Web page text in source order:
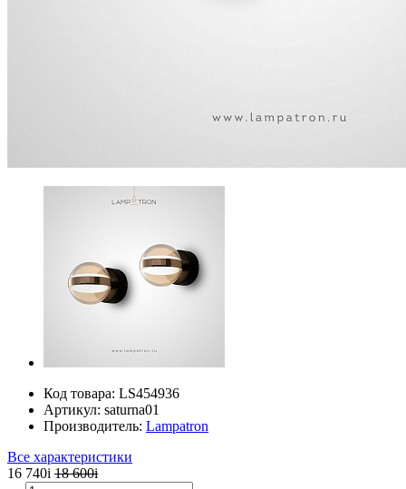
Код товара: LS454936
Артикул: saturna01
Производитель: Lampatron
Все характеристики
16 740i 18 600i